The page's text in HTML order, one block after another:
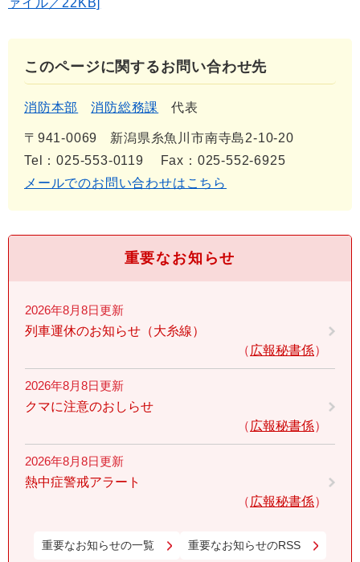
ァイル／22KB]
このページに関するお問い合わせ先
消防本部 消防総務課 代表
〒941-0069
新潟県糸魚川市南寺島2-10-20
Tel：025-553-0119
Fax：025-552-6925
メールでのお問い合わせはこちら
重要なお知らせ
2026年8月8日更新
列車運休のお知らせ（大糸線）
広報秘書係
2026年8月8日更新
クマに注意のおしらせ
広報秘書係
2026年8月8日更新
熱中症警戒アラート
広報秘書係
重要なお知らせの一覧 重要なお知らせのRSS